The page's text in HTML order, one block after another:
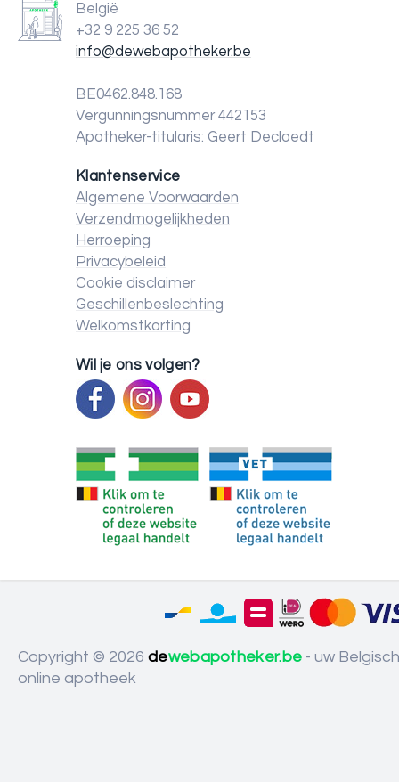
België
+32 9 225 36 52
info@dewebapotheker.be
BE0462.848.168
Vergunningsnummer 442153
Apotheker-titularis: Geert Decloedt
Klantenservice
Algemene Voorwaarden
Verzendmogelijkheden
Herroeping
Privacybeleid
Cookie disclaimer
Geschillenbeslechting
Welkomstkorting
Wil je ons volgen?
Copyright © 2026 dewebapotheker.be - uw
online apotheek